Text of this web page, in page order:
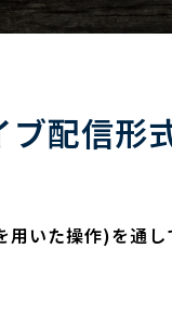
配信形
いた操作)を通し